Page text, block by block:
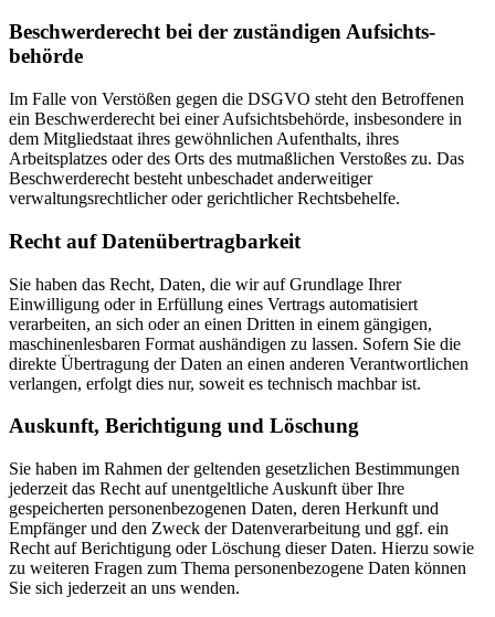
Beschwerde­recht bei der zuständigen Aufsichts­
behörde
Im Falle von Verstößen gegen die DSGVO steht den Betroffenen
ein Beschwerderecht bei einer Aufsichtsbehörde, insbesondere in
dem Mitgliedstaat ihres gewöhnlichen Aufenthalts, ihres
Arbeitsplatzes oder des Orts des mutmaßlichen Verstoßes zu. Das
Beschwerderecht besteht unbeschadet anderweitiger
verwaltungsrechtlicher oder gerichtlicher Rechtsbehelfe.
Recht auf Daten­übertrag­barkeit
Sie haben das Recht, Daten, die wir auf Grundlage Ihrer
Einwilligung oder in Erfüllung eines Vertrags automatisiert
verarbeiten, an sich oder an einen Dritten in einem gängigen,
maschinenlesbaren Format aushändigen zu lassen. Sofern Sie die
direkte Übertragung der Daten an einen anderen Verantwortlichen
verlangen, erfolgt dies nur, soweit es technisch machbar ist.
Auskunft, Berichtigung und Löschung
Sie haben im Rahmen der geltenden gesetzlichen Bestimmungen
jederzeit das Recht auf unentgeltliche Auskunft über Ihre
gespeicherten personenbezogenen Daten, deren Herkunft und
Empfänger und den Zweck der Datenverarbeitung und ggf. ein
Recht auf Berichtigung oder Löschung dieser Daten. Hierzu sowie
zu weiteren Fragen zum Thema personenbezogene Daten können
Sie sich jederzeit an uns wenden.